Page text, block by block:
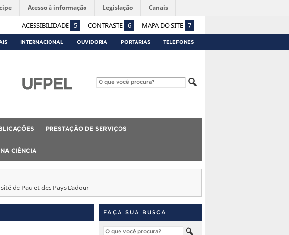
ACESSIBILIDADE 5 CONTRASTE 6 MAPA DO SITE 7
Acesso à informação Legislação Canais
INTERNACIONAL OUVIDORIA PORTARIAS TELEFONES
PRESTAÇÃO DE SERVIÇOS
CIÊNCIA
de Pau et des Pays L’adour
FAÇA SUA BUSCA